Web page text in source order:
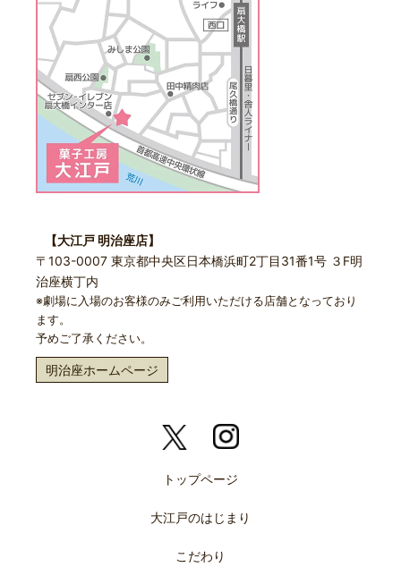
【大江戸 明治座店】
〒103-0007 東京都中央区日本橋浜町2丁目31番1号 ３F明
治座横丁内
※劇場に入場のお客様のみご利用いただける店舗となっており
ます。
予めご了承ください。
明治座ホームページ
トップページ
大江戸のはじまり
こだわり